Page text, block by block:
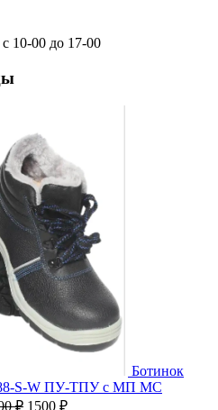
10-00 до 17-00
Ботинок
S-W ПУ-ТПУ с МП МС
₽ Первоначальная
1500 ₽Текущая